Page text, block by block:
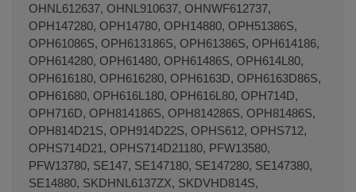
OHNL612637, OHNL910637, OHNWF612737,
OPH147280, OPH14780, OPH14880, OPH51386S,
OPH61086S, OPH613186S, OPH61386S, OPH614186,
OPH614280, OPH61480, OPH61486S, OPH614L80,
OPH616180, OPH616280, OPH6163D, OPH6163D86S,
OPH61680, OPH616L180, OPH616L80, OPH714D,
OPH716D, OPH814186S, OPH814286S, OPH81486S,
OPH814D21S, OPH914D22S, OPHS612, OPHS712,
OPHS714D21, OPHS714D21180, PFW13580,
PFW13780, SE147, SE147180, SE147280, SE147380,
SE14880, SKDHNL6137ZX, SKDVHD814S,